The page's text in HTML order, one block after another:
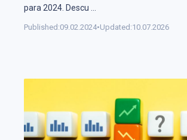
para 2024. Descu
Published:09.02.2024•Updated:10.07.2026